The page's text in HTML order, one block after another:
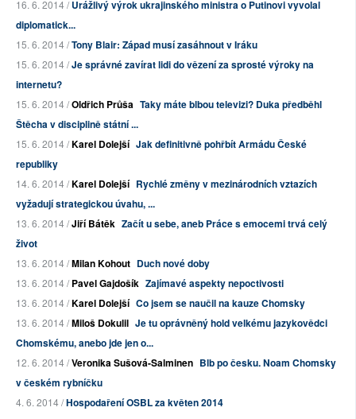
16. 6. 2014 /Urážlivý výrok ukrajinského ministra o Putinovi vyvolal
diplomatick...
15. 6. 2014 /Tony Blair: Západ musí zasáhnout v Iráku
15. 6. 2014 /Je správné zavírat lidi do vězení za sprosté výroky na
internetu?
15. 6. 2014 /Oldřich Průša Taky máte blbou televizi? Duka předběhl
Štěcha v disciplině státní ...
15. 6. 2014 /Karel Dolejší Jak definitivně pohřbít Armádu České
republiky
14. 6. 2014 /Karel Dolejší Rychlé změny v mezinárodních vztazích
vyžadují strategickou úvahu, ...
13. 6. 2014 /Jiří Bátěk Začít u sebe, aneb Práce s emocemi trvá celý
život
13. 6. 2014 /Milan Kohout Duch nové doby
13. 6. 2014 /Pavel Gajdošík Zajímavé aspekty nepoctivosti
13. 6. 2014 /Karel Dolejší Co jsem se naučil na kauze Chomsky
13. 6. 2014 /Miloš Dokulil Je tu oprávněný hold velkému jazykovědci
Chomskému, anebo jde jen o...
12. 6. 2014 /Veronika Sušová-Salminen Blb po česku. Noam Chomsky
v českém rybníčku
4. 6. 2014 /Hospodaření OSBL za květen 2014